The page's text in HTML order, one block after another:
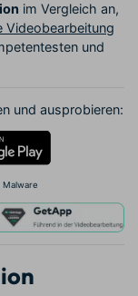
im Vergleich an,
Videobearbeitung
und
und ausprobieren:
Malware